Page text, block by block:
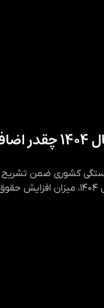
کشوری ضمن تشریح
متناسب‌سازی حقوق بازنشستگان در سال